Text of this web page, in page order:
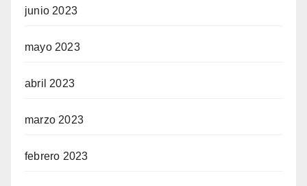
junio 2023
mayo 2023
abril 2023
marzo 2023
febrero 2023